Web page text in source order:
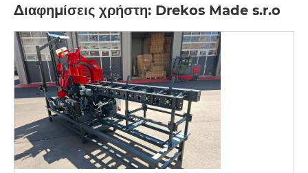
Διαφημίσεις χρήστη: Drekos Made s.r.o